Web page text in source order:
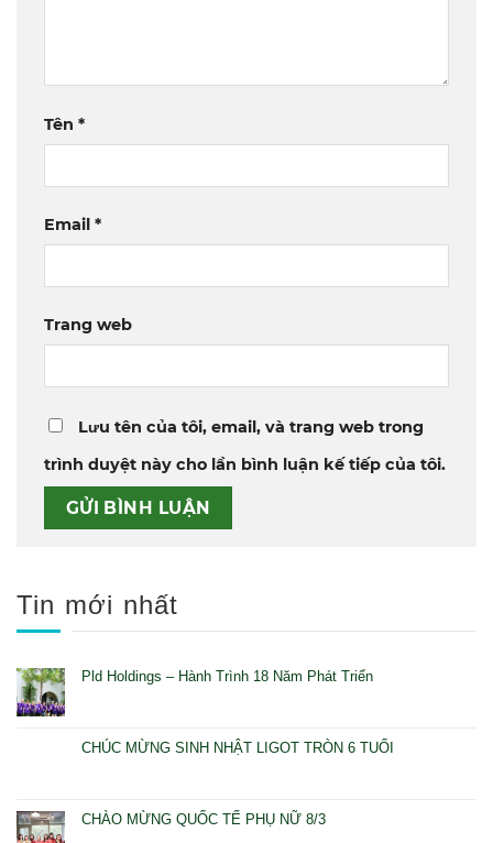
Tên *
Email *
Trang web
Lưu tên của tôi, email, và trang web trong
trình duyệt này cho lần bình luận kế tiếp của tôi.
Tin mới nhất
Pld Holdings – Hành Trình 18 Năm Phát Triển
CHÚC MỪNG SINH NHẬT LIGOT TRÒN 6 TUỔI
CHÀO MỪNG QUỐC TẾ PHỤ NỮ 8/3